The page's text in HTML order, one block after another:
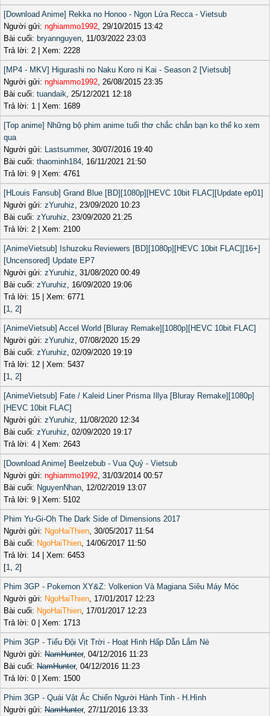
[Download Anime] Rekka no Honoo - Ngọn Lửa Recca - Vietsub
Người gửi: nghiammo1992, 29/10/2015 13:42
Bài cuối: bryannguyen, 11/03/2022 23:03
Trả lời: 2 | Xem: 2228
[MP4 - MKV] Higurashi no Naku Koro ni Kai - Season 2 [Vietsub]
Người gửi: nghiammo1992, 26/08/2015 23:35
Bài cuối: tuandaik, 25/12/2021 12:18
Trả lời: 1 | Xem: 1689
[Top anime] Những bộ phim anime tuổi thơ chắc chắn bạn ko thể ko xem
qua
Người gửi: Lastsummer, 30/07/2016 19:40
Bài cuối: thaominh184, 16/11/2021 21:50
Trả lời: 9 | Xem: 4761
[HLouis Fansub] Grand Blue [BD][1080p][HEVC 10bit FLAC][Update ep01]
Người gửi: zYuruhiz, 23/09/2020 10:23
Bài cuối: zYuruhiz, 23/09/2020 21:25
Trả lời: 2 | Xem: 2100
[AnimeVietsub] Ishuzoku Reviewers [BD][1080p][HEVC 10bit FLAC][16+]
[Uncensored] Update EP7
Người gửi: zYuruhiz, 31/08/2020 00:49
Bài cuối: zYuruhiz, 16/09/2020 19:06
Trả lời: 15 | Xem: 6771
[1, 2]
[AnimeVietsub] Accel World [Bluray Remake][1080p][HEVC 10bit FLAC]
Người gửi: zYuruhiz, 07/08/2020 15:29
Bài cuối: zYuruhiz, 02/09/2020 19:19
Trả lời: 12 | Xem: 5437
[1, 2]
[AnimeVietsub] Fate / Kaleid Liner Prisma Illya [Bluray Remake][1080p]
[HEVC 10bit FLAC]
Người gửi: zYuruhiz, 11/08/2020 12:34
Bài cuối: zYuruhiz, 02/09/2020 19:17
Trả lời: 4 | Xem: 2643
[Download Anime] Beelzebub - Vua Quỷ - Vietsub
Người gửi: nghiammo1992, 31/03/2014 00:57
Bài cuối: NguyenNhan, 12/02/2019 13:07
Trả lời: 9 | Xem: 5102
Phim Yu-Gi-Oh The Dark Side of Dimensions 2017
Người gửi: NgoHaiThien, 30/05/2017 11:54
Bài cuối: NgoHaiThien, 14/06/2017 11:50
Trả lời: 14 | Xem: 6453
[1, 2]
Phim 3GP - Pokemon XY&Z: Volkenion Và Magiana Siêu Máy Móc
Người gửi: NgoHaiThien, 17/01/2017 12:23
Bài cuối: NgoHaiThien, 17/01/2017 12:23
Trả lời: 0 | Xem: 1713
Phim 3GP - Tiểu Đội Vịt Trời - Hoạt Hình Hấp Dẫn Lắm Nè
Người gửi: NamHunter, 04/12/2016 11:23
Bài cuối: NamHunter, 04/12/2016 11:23
Trả lời: 0 | Xem: 1500
Phim 3GP - Quái Vật Ác Chiến Người Hành Tinh - H.Hình
Người gửi: NamHunter, 27/11/2016 13:33